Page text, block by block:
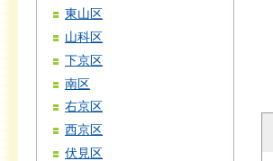
東山区
山科区
下京区
南区
右京区
西京区
伏見区